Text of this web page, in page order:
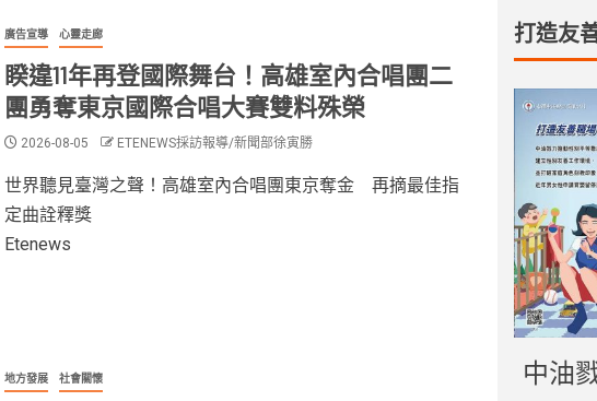
廣告宣導 心靈走廊
睽違11年再登國際舞台！高雄室內合唱團二
團勇奪東京國際合唱大賽雙料殊榮
2026-08-05 ETENEWS採訪報導/新聞部徐寅勝
世界聽見臺灣之聲！高雄室內合唱團東京奪金 再摘最佳指
定曲詮釋獎
Etenews
地方發展 社會關懷
打造友
中油